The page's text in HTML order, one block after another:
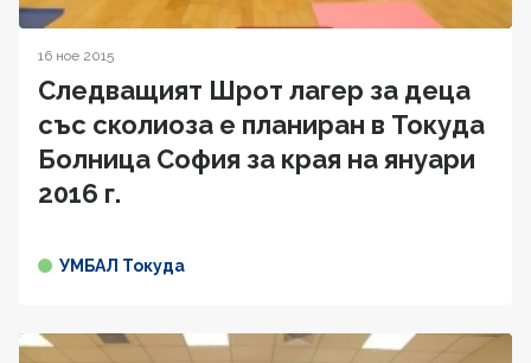
16 ное 2015
Следващият Шрот лагер за деца
със сколиоза е планиран в Токуда
Болница София за края на януари
2016 г.
УМБАЛ Токуда